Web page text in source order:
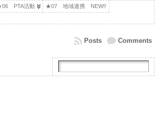
PTA活動
★07 地域連携 NEW!!
Comments
Posts